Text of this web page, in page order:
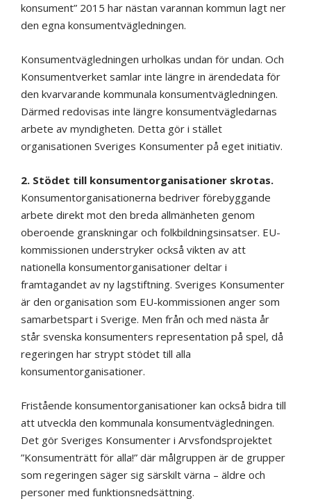
konsument” 2015 har nästan varannan kommun lagt ner
den egna konsumentvägledningen.
Konsumentvägledningen urholkas undan för undan. Och
Konsumentverket samlar inte längre in ärendedata för
den kvarvarande kommunala konsumentvägledningen.
Därmed redovisas inte längre konsumentvägledarnas
arbete av myndigheten. Detta gör i stället
organisationen Sveriges Konsumenter på eget initiativ.
2. Stödet till konsumentorganisationer skrotas.
Konsumentorganisationerna bedriver förebyggande
arbete direkt mot den breda allmänheten genom
oberoende granskningar och folkbildningsinsatser. EU-
kommissionen understryker också vikten av att
nationella konsumentorganisationer deltar i
framtagandet av ny lagstiftning. Sveriges Konsumenter
är den organisation som EU-kommissionen anger som
samarbetspart i Sverige. Men från och med nästa år
står svenska konsumenters representation på spel, då
regeringen har strypt stödet till alla
konsumentorganisationer.
Fristående konsumentorganisationer kan också bidra till
att utveckla den kommunala konsumentvägledningen.
Det gör Sveriges Konsumenter i Arvsfondsprojektet
”Konsumenträtt för alla!” där målgruppen är de grupper
som regeringen säger sig särskilt värna – äldre och
personer med funktionsnedsättning.